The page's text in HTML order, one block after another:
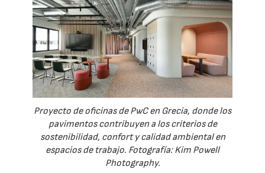
Proyecto de oficinas de PwC en Grecia, donde los
pavimentos contribuyen a los criterios de
sostenibilidad, confort y calidad ambiental en
espacios de trabajo. Fotografía: Kim Powell
Photography.